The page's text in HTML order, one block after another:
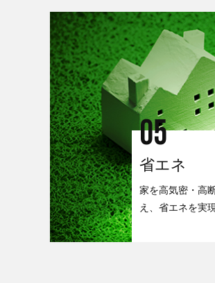
05
省エネ
家を高気密・高
え、省エネを実